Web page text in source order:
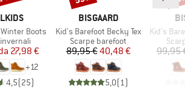
Boots
prodotti
Prezzo
Prezzo ridotto
27,98 €
+12
4,5(25)
MARCHIO
BISGAARD
Articolo
Kid's Barefoot Becky Tex
Gruppo di prodotti
Scarpe barefoot
Prezzo
89,95 €Prezzo ridotto
40,48 €
5,0(1 )
Articolo
Kid's
99,95